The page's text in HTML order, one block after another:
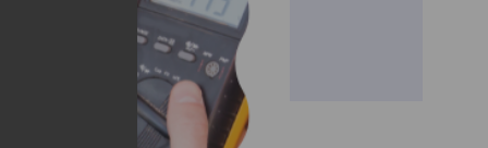
call